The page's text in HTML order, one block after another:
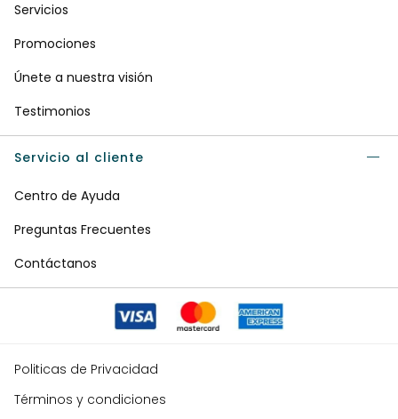
Servicios
Promociones
Únete a nuestra visión
Testimonios
Servicio al cliente
Centro de Ayuda
Preguntas Frecuentes
Contáctanos
Politicas de Privacidad
Términos y condiciones